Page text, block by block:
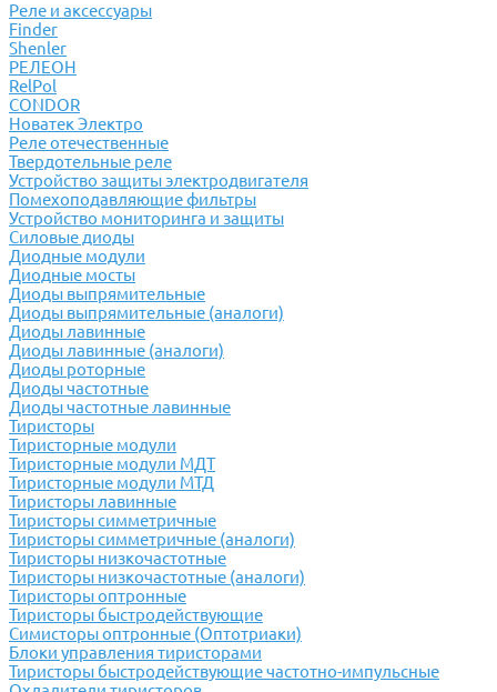
Реле и аксессуары
Finder
Shenler
РЕЛЕОН
RelPol
CONDOR
Новатек Электро
Реле отечественные
Твердотельные реле
Устройство защиты электродвигателя
Помехоподавляющие фильтры
Устройство мониторинга и защиты
Силовые диоды
Диодные модули
Диодные мосты
Диоды выпрямительные
Диоды выпрямительные (аналоги)
Диоды лавинные
Диоды лавинные (аналоги)
Диоды роторные
Диоды частотные
Диоды частотные лавинные
Тиристоры
Тиристорные модули
Тиристорные модули МДТ
Тиристорные модули МТД
Тиристоры лавинные
Тиристоры симметричные
Тиристоры симметричные (аналоги)
Тиристоры низкочастотные
Тиристоры низкочастотные (аналоги)
Тиристоры оптронные
Тиристоры быстродействующие
Симисторы оптронные (Оптотриаки)
Блоки управления тиристорами
Тиристоры быстродействующие частотно-импульсные